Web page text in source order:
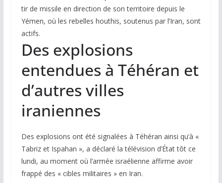
tir de missile en direction de son territoire depuis le
Yémen, où les rebelles houthis, soutenus par l’Iran, sont
actifs.
Des explosions
entendues à Téhéran et
d’autres villes
iraniennes
Des explosions ont été signalées à Téhéran ainsi qu’à «
Tabriz et Ispahan », a déclaré la télévision d’État tôt ce
lundi, au moment où l’armée israélienne affirme avoir
frappé des « cibles militaires » en Iran.